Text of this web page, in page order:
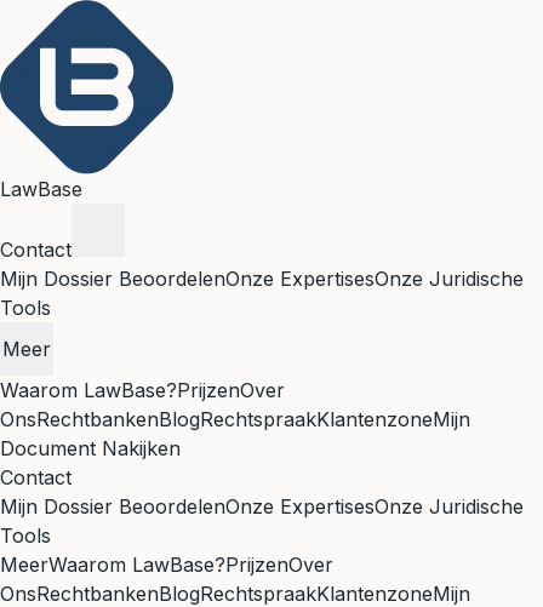
LawBase
Contact
Mijn Dossier BeoordelenOnze ExpertisesOnze Juridische
Tools
Meer
Waarom LawBase?PrijzenOver
OnsRechtbankenBlogRechtspraakKlantenzoneMijn
Document Nakijken
Contact
Mijn Dossier BeoordelenOnze ExpertisesOnze Juridische
Tools
MeerWaarom LawBase?PrijzenOver
OnsRechtbankenBlogRechtspraakKlantenzoneMijn